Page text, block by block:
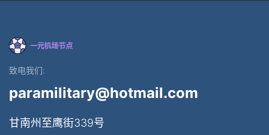
致电我们:
paramilitary@hotmail.com
甘南州至鹰街339号